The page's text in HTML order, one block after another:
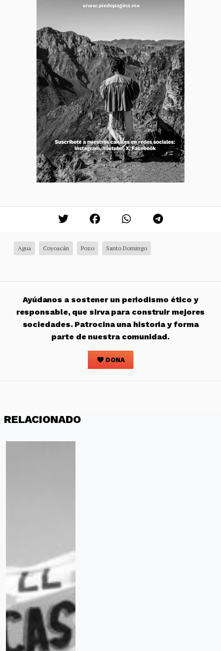
Agua Coyoacán Pozo Santo Domingo
Ayúdanos a sostener un periodismo ético y
responsable, que sirva para construir mejores
sociedades. Patrocina una historia y forma
parte de nuestra comunidad.
DONA
RELACIONADO